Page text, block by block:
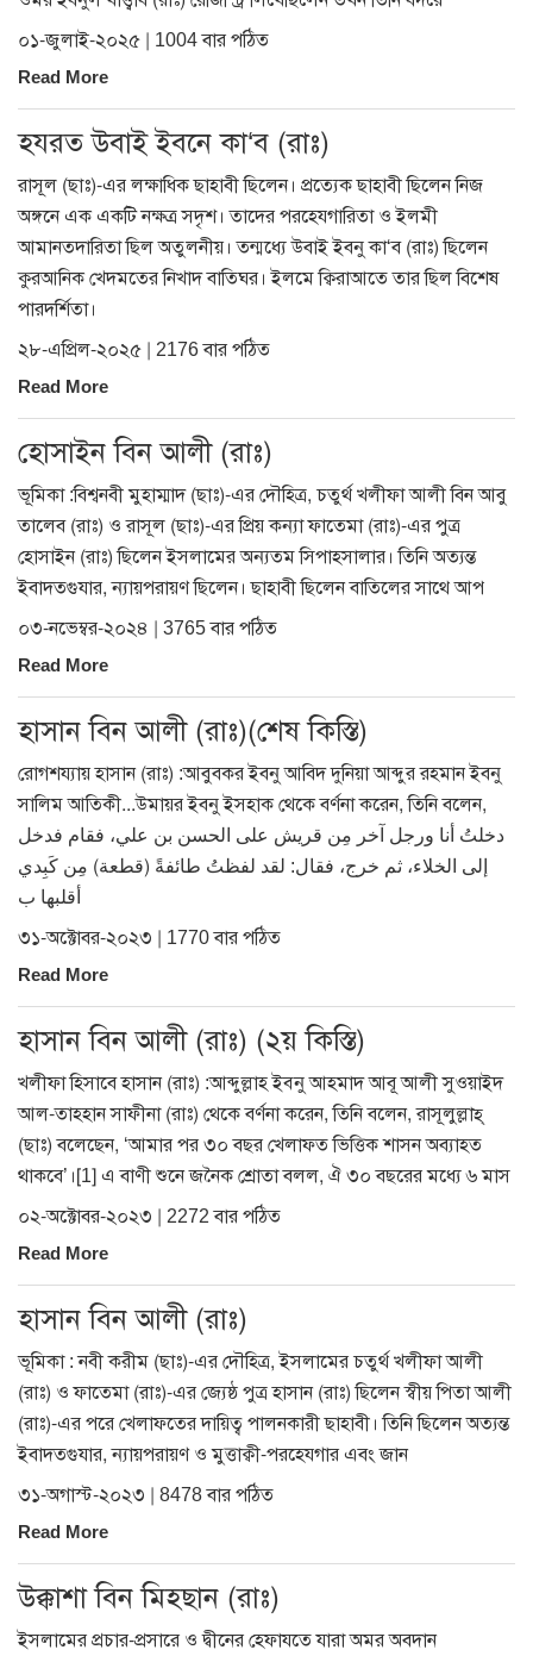
০১-জুলাই-২০২৫ | 1004 বার পঠিত
Read More
হযরত উবাই ইবনে কা‘ব (রাঃ)
রাসূল (ছাঃ)-এর লক্ষাধিক ছাহাবী ছিলেন। প্রত্যেক ছাহাবী ছিলেন নিজ
অঙ্গনে এক একটি নক্ষত্র সদৃশ। তাদের পরহেযগারিতা ও ইলমী
আমানতদারিতা ছিল অতুলনীয়। তন্মধ্যে উবাই ইবনু কা‘ব (রাঃ) ছিলেন
কুরআনিক খেদমতের নিখাদ বাতিঘর। ইলমে ক্বিরাআতে তার ছিল বিশেষ
পারদর্শিতা।
২৮-এপ্রিল-২০২৫ | 2176 বার পঠিত
Read More
হোসাইন বিন আলী (রাঃ)
ভূমিকা :বিশ্বনবী মুহাম্মাদ (ছাঃ)-এর দৌহিত্র, চতুর্থ খলীফা আলী বিন আবু
তালেব (রাঃ) ও রাসূল (ছাঃ)-এর প্রিয় কন্যা ফাতেমা (রাঃ)-এর পুত্র
হোসাইন (রাঃ) ছিলেন ইসলামের অন্যতম সিপাহসালার। তিনি অত্যন্ত
ইবাদতগুযার, ন্যায়পরায়ণ ছিলেন। ছাহাবী ছিলেন বাতিলের সাথে আপ
০৩-নভেম্বর-২০২৪ | 3765 বার পঠিত
Read More
হাসান বিন আলী (রাঃ)(শেষ কিস্তি)
রোগশয্যায় হাসান (রাঃ) :আবুবকর ইবনু আবিদ দুনিয়া আব্দুর রহমান ইবনু
সালিম আতিকী...উমায়র ইবনু ইসহাক থেকে বর্ণনা করেন, তিনি বলেন,
دخلتُ أنا ورجل آخر مِن قريش على الحسن بن علي، فقام فدخل
إلى الخلاء، ثم خرج، فقال: لقد لفظتُ طائفةً (قطعة) مِن كَبِدي
أقلبها ب
৩১-অক্টোবর-২০২৩ | 1770 বার পঠিত
Read More
হাসান বিন আলী (রাঃ) (২য় কিস্তি)
খলীফা হিসাবে হাসান (রাঃ) :আব্দুল্লাহ ইব্নু আহমাদ আবূ আলী সুওয়াইদ
আল-তাহহান সাফীনা (রাঃ) থেকে বর্ণনা করেন, তিনি বলেন, রাসূলুল্লাহ্
(ছাঃ) বলেছেন, ‘আমার পর ৩০ বছর খেলাফত ভিত্তিক শাসন অব্যাহত
থাকবে’।[1] এ বাণী শুনে জনৈক শ্রোতা বলল, ঐ ৩০ বছরের মধ্যে ৬ মাস
০২-অক্টোবর-২০২৩ | 2272 বার পঠিত
Read More
হাসান বিন আলী (রাঃ)
ভূমিকা : নবী করীম (ছাঃ)-এর দৌহিত্র, ইসলামের চতুর্থ খলীফা আলী
(রাঃ) ও ফাতেমা (রাঃ)-এর জ্যেষ্ঠ পুত্র হাসান (রাঃ) ছিলেন স্বীয় পিতা আলী
(রাঃ)-এর পরে খেলাফতের দায়িত্ব পালনকারী ছাহাবী। তিনি ছিলেন অত্যন্ত
ইবাদতগুযার, ন্যায়পরায়ণ ও মুত্তাক্বী-পরহেযগার এবং জান
৩১-অগাস্ট-২০২৩ | 8478 বার পঠিত
Read More
উক্কাশা বিন মিহছান (রাঃ)
ইসলামের প্রচার-প্রসারে ও দ্বীনের হেফাযতে যারা অমর অবদান